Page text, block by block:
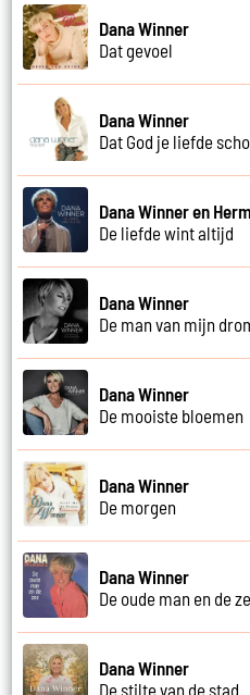
Dana Winner
Dat gevoel
Dana Winner
Dat God je liefde
Dana Winner en
De liefde wint altijd
Dana Winner
De man van mijn
Dana Winner
De mooiste bloemen
Dana Winner
De morgen
Dana Winner
De oude man en de
Dana Winner
De stilte van de stad